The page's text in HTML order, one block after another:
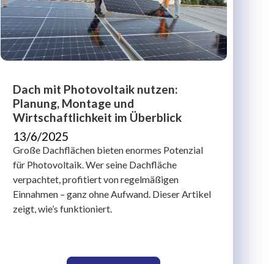
Dach mit Photovoltaik nutzen:
Planung, Montage und
Wirtschaftlichkeit im Überblick
13/6/2025
Große Dachflächen bieten enormes Potenzial
für Photovoltaik. Wer seine Dachfläche
verpachtet, profitiert von regelmäßigen
Einnahmen – ganz ohne Aufwand. Dieser Artikel
zeigt, wie’s funktioniert.